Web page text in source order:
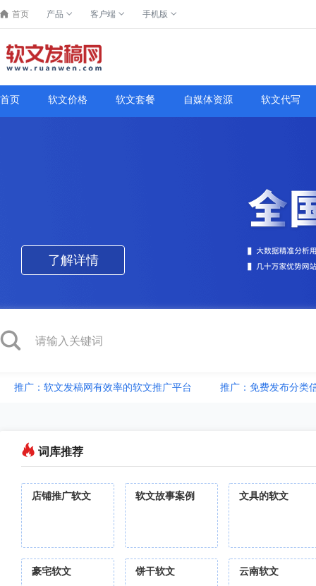
首页 产品 客户端 手机版
首页 软文价格 软文套餐 自媒体资源 软文代写
了解详情
推广：软文发稿网有效率的软文推广平台 推广：免费发布分类
词库推荐
店铺推广软文 软文故事案例 文具的软文
豪宅软文 饼干软文 云南软文